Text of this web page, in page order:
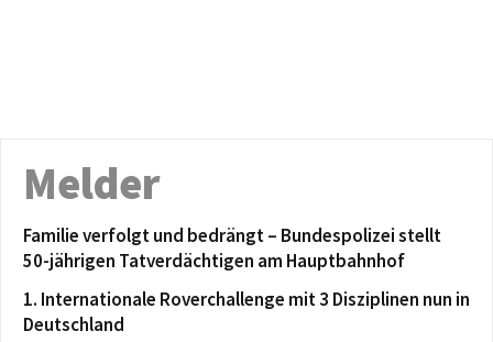
Melder
Familie verfolgt und bedrängt – Bundespolizei stellt
50-jährigen Tatverdächtigen am Hauptbahnhof
1. Internationale Roverchallenge mit 3 Disziplinen nun in
Deutschland